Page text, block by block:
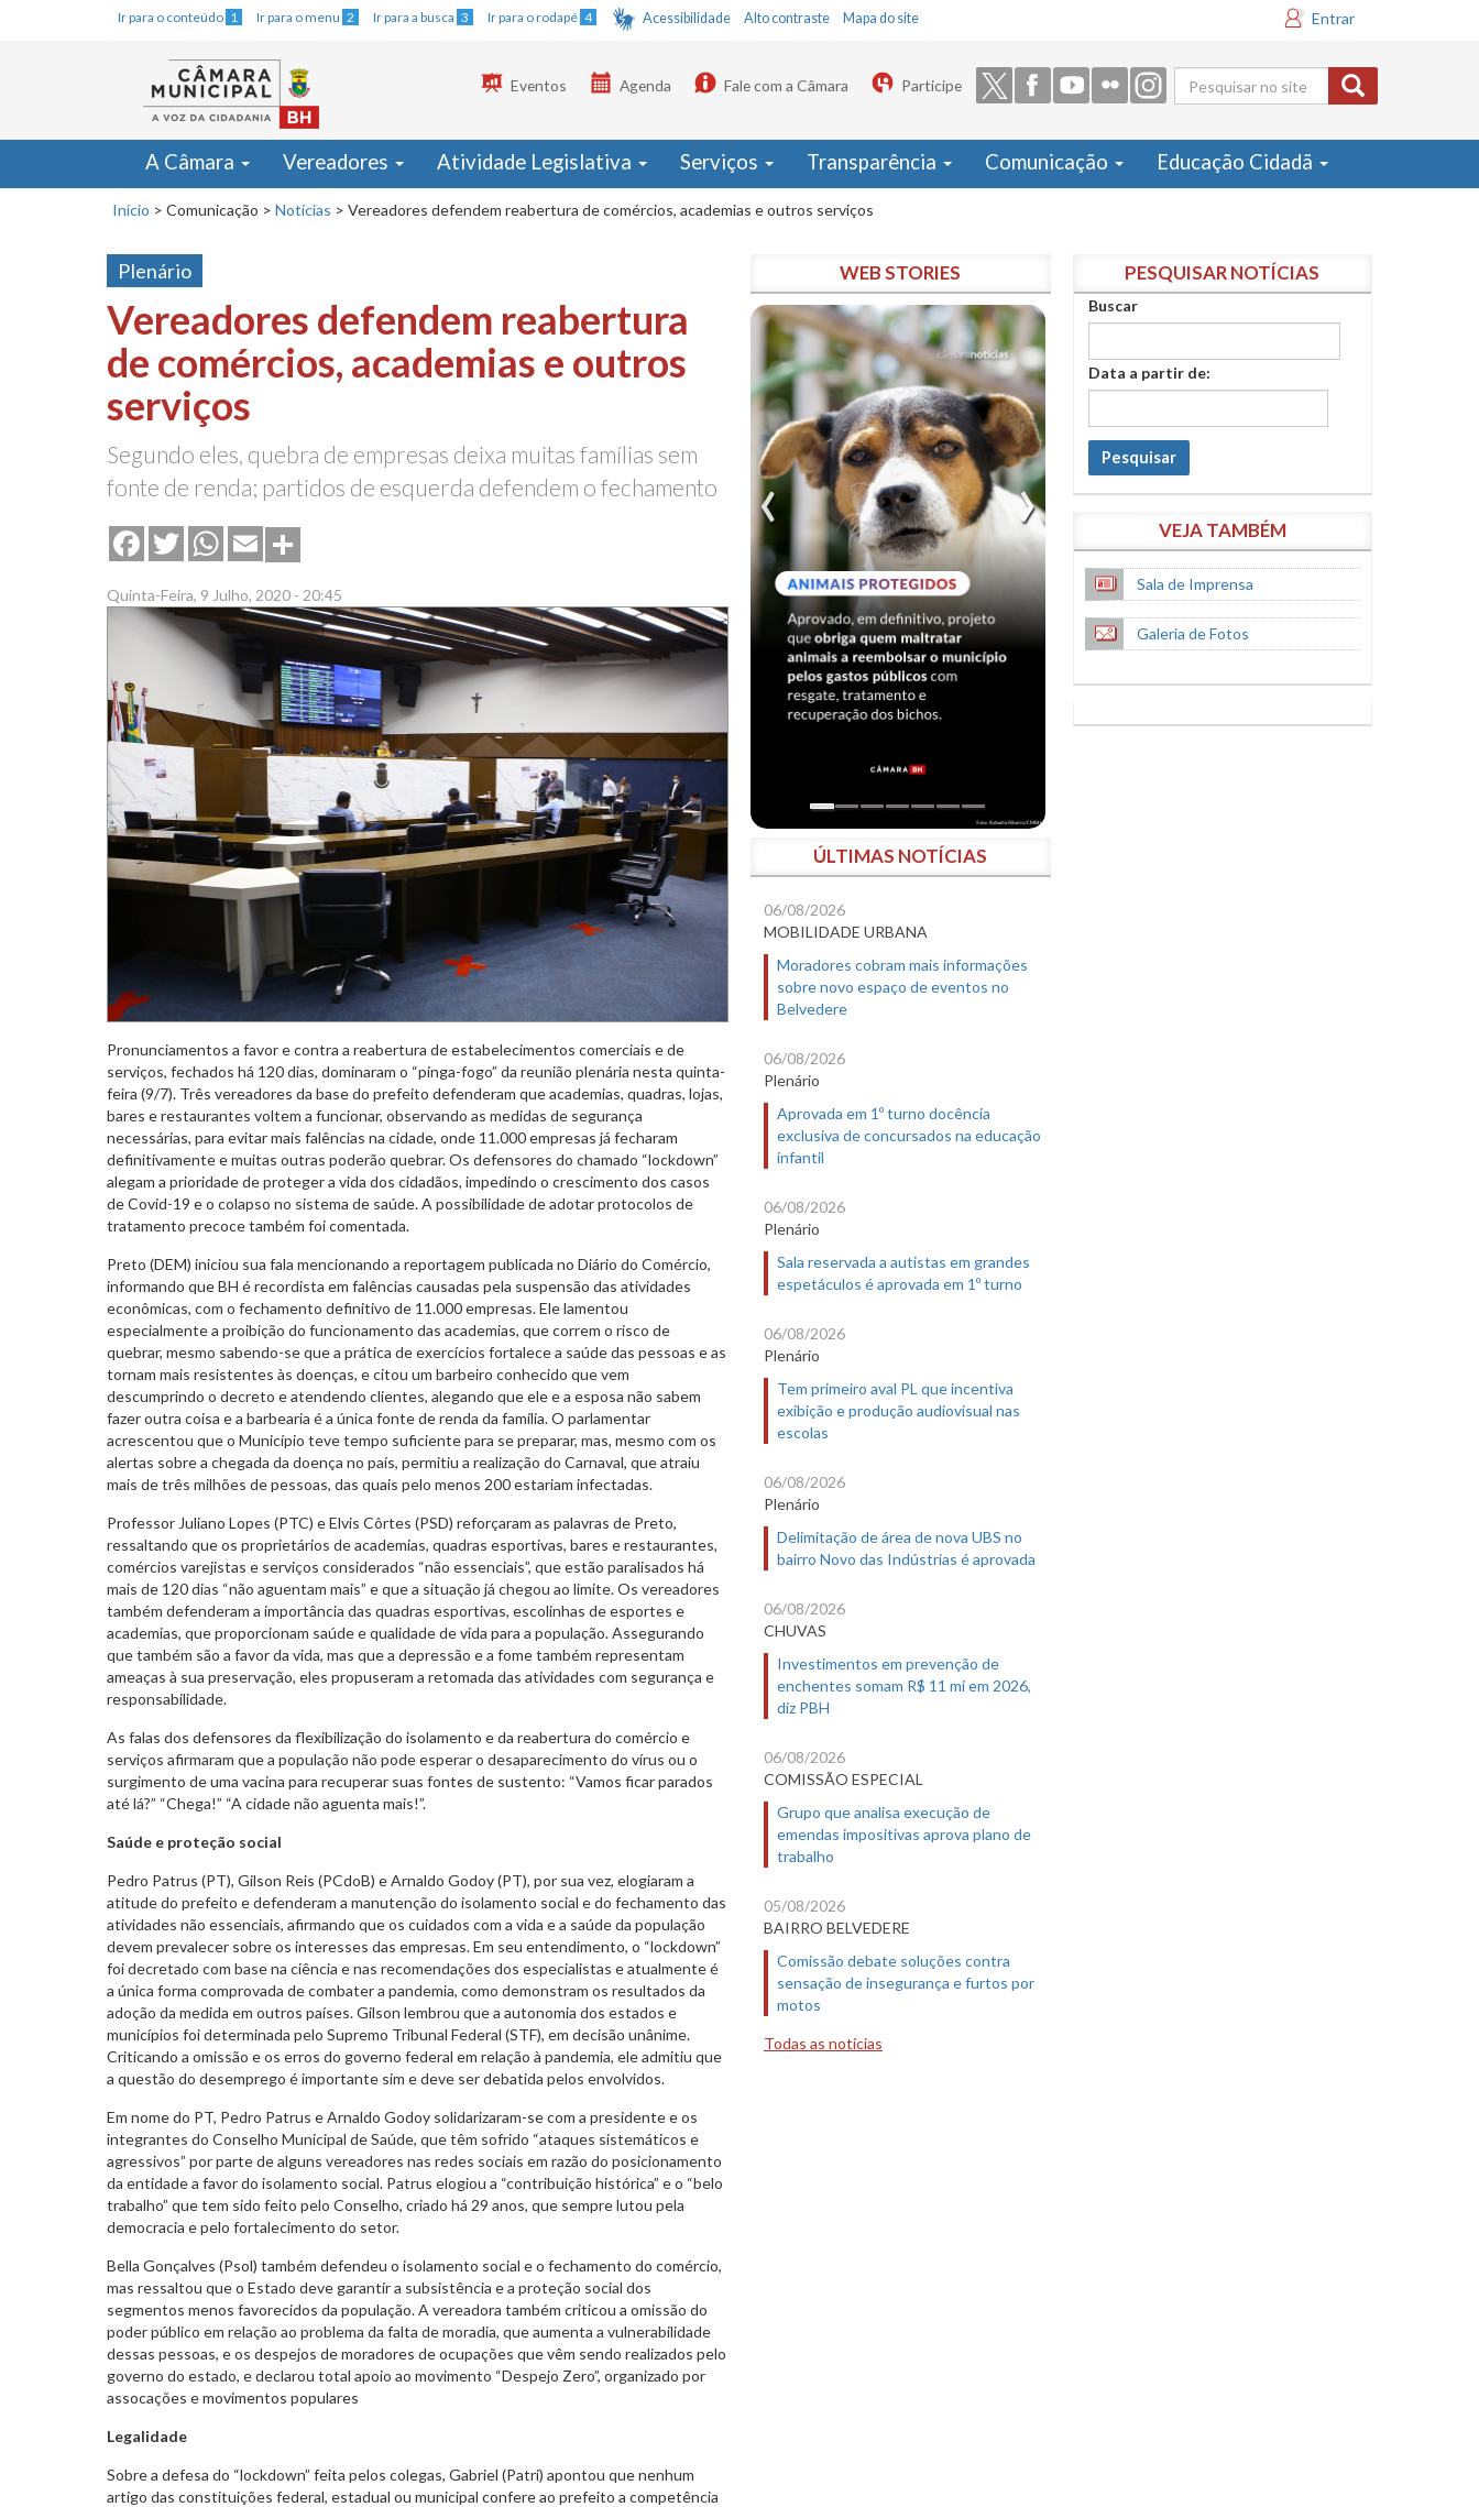
Ir para o conteúdo 1 Ir para o menu 2 Ir para a busca 3 Ir para o rodapé 4 Acessibilidade Alto contraste Mapa do site Entrar
Formulário
de busca
Eventos Agenda Fale com a Câmara Participe
A Câmara Vereadores Atividade Legislativa Serviços Transparência Comunicação Educação Cidadã
Início > Comunicação > Notícias > Vereadores defendem reabertura de comércios, academias e outros serviços
Plenário
Vereadores defendem reabertura
de comércios, academias e outros
serviços
Segundo eles, quebra de empresas deixa muitas famílias sem
fonte de renda; partidos de esquerda defendem o fechamento
FacebookTwitterWhatsApp
Email
Quinta-Feira, 9 Julho, 2020 - 20:45
Pronunciamentos a favor e contra a reabertura de estabelecimentos comerciais e de
serviços, fechados há 120 dias, dominaram o “pinga-fogo” da reunião plenária nesta quinta-
feira (9/7). Três vereadores da base do prefeito defenderam que academias, quadras, lojas,
bares e restaurantes voltem a funcionar, observando as medidas de segurança
necessárias, para evitar mais falências na cidade, onde 11.000 empresas já fecharam
definitivamente e muitas outras poderão quebrar. Os defensores do chamado “lockdown”
alegam a prioridade de proteger a vida dos cidadãos, impedindo o crescimento dos casos
de Covid-19 e o colapso no sistema de saúde. A possibilidade de adotar protocolos de
tratamento precoce também foi comentada.
Preto (DEM) iniciou sua fala mencionando a reportagem publicada no Diário do Comércio,
informando que BH é recordista em falências causadas pela suspensão das atividades
econômicas, com o fechamento definitivo de 11.000 empresas. Ele lamentou
especialmente a proibição do funcionamento das academias, que correm o risco de
quebrar, mesmo sabendo-se que a prática de exercícios fortalece a saúde das pessoas e as
tornam mais resistentes às doenças, e citou um barbeiro conhecido que vem
descumprindo o decreto e atendendo clientes, alegando que ele e a esposa não sabem
fazer outra coisa e a barbearia é a única fonte de renda da família. O parlamentar
acrescentou que o Município teve tempo suficiente para se preparar, mas, mesmo com os
alertas sobre a chegada da doença no país, permitiu a realização do Carnaval, que atraiu
mais de três milhões de pessoas, das quais pelo menos 200 estariam infectadas.
Professor Juliano Lopes (PTC) e Elvis Côrtes (PSD) reforçaram as palavras de Preto,
ressaltando que os proprietários de academias, quadras esportivas, bares e restaurantes,
comércios varejistas e serviços considerados “não essenciais”, que estão paralisados há
mais de 120 dias “não aguentam mais” e que a situação já chegou ao limite. Os vereadores
também defenderam a importância das quadras esportivas, escolinhas de esportes e
academias, que proporcionam saúde e qualidade de vida para a população. Assegurando
que também são a favor da vida, mas que a depressão e a fome também representam
ameaças à sua preservação, eles propuseram a retomada das atividades com segurança e
responsabilidade.
As falas dos defensores da flexibilização do isolamento e da reabertura do comércio e
serviços afirmaram que a população não pode esperar o desaparecimento do vírus ou o
surgimento de uma vacina para recuperar suas fontes de sustento: “Vamos ficar parados
até lá?” “Chega!” “A cidade não aguenta mais!”.
Saúde e proteção social
Pedro Patrus (PT), Gilson Reis (PCdoB) e Arnaldo Godoy (PT), por sua vez, elogiaram a
atitude do prefeito e defenderam a manutenção do isolamento social e do fechamento das
atividades não essenciais, afirmando que os cuidados com a vida e a saúde da população
devem prevalecer sobre os interesses das empresas. Em seu entendimento, o “lockdown”
foi decretado com base na ciência e nas recomendações dos especialistas e atualmente é
a única forma comprovada de combater a pandemia, como demonstram os resultados da
adoção da medida em outros países. Gilson lembrou que a autonomia dos estados e
municípios foi determinada pelo Supremo Tribunal Federal (STF), em decisão unânime.
Criticando a omissão e os erros do governo federal em relação à pandemia, ele admitiu que
a questão do desemprego é importante sim e deve ser debatida pelos envolvidos.
Em nome do PT, Pedro Patrus e Arnaldo Godoy solidarizaram-se com a presidente e os
integrantes do Conselho Municipal de Saúde, que têm sofrido “ataques sistemáticos e
agressivos” por parte de alguns vereadores nas redes sociais em razão do posicionamento
da entidade a favor do isolamento social. Patrus elogiou a “contribuição histórica” e o “belo
trabalho” que tem sido feito pelo Conselho, criado há 29 anos, que sempre lutou pela
democracia e pelo fortalecimento do setor.
Bella Gonçalves (Psol) também defendeu o isolamento social e o fechamento do comércio,
mas ressaltou que o Estado deve garantir a subsistência e a proteção social dos
segmentos menos favorecidos da população. A vereadora também criticou a omissão do
poder público em relação ao problema da falta de moradia, que aumenta a vulnerabilidade
dessas pessoas, e os despejos de moradores de ocupações que vêm sendo realizados pelo
governo do estado, e declarou total apoio ao movimento “Despejo Zero”, organizado por
assocações e movimentos populares
Legalidade
Sobre a defesa do “lockdown” feita pelos colegas, Gabriel (Patri) apontou que nenhum
artigo das constituições federal, estadual ou municipal confere ao prefeito a competência
WEB STORIES
ÚLTIMAS NOTÍCIAS
06/08/2026
MOBILIDADE URBANA
Moradores cobram mais informações
sobre novo espaço de eventos no
Belvedere
06/08/2026
Plenário
Aprovada em 1º turno docência
exclusiva de concursados na educação
infantil
06/08/2026
Plenário
Sala reservada a autistas em grandes
espetáculos é aprovada em 1º turno
06/08/2026
Plenário
Tem primeiro aval PL que incentiva
exibição e produção audiovisual nas
escolas
06/08/2026
Plenário
Delimitação de área de nova UBS no
bairro Novo das Indústrias é aprovada
06/08/2026
CHUVAS
Investimentos em prevenção de
enchentes somam R$ 11 mi em 2026,
diz PBH
06/08/2026
COMISSÃO ESPECIAL
Grupo que analisa execução de
emendas impositivas aprova plano de
trabalho
05/08/2026
BAIRRO BELVEDERE
Comissão debate soluções contra
sensação de insegurança e furtos por
motos
Todas as notícias
PESQUISAR NOTÍCIAS
Buscar
Data a partir de:
Pesquisar
VEJA TAMBÉM
Sala de Imprensa
Galeria de Fotos